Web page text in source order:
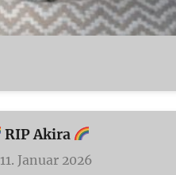
RIP Akira
11. Januar 2026